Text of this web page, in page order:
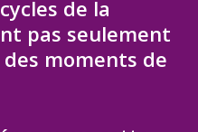
de la
pas seulement
moments de